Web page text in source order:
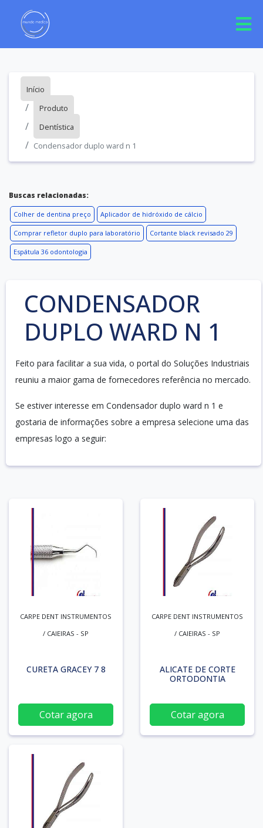
Início
Produto
Dentística
Condensador duplo ward n 1
Buscas relacionadas:
Colher de dentina preço Aplicador de hidróxido de cálcio
Comprar refletor duplo para laboratório Cortante black revisado 29
Espátula 36 odontologia
CONDENSADOR
DUPLO WARD N 1
Feito para facilitar a sua vida, o portal do Soluções Industriais
reuniu a maior gama de fornecedores referência no mercado.
Se estiver interesse em Condensador duplo ward n 1 e
gostaria de informações sobre a empresa selecione uma das
empresas logo a seguir:
CARPE DENT INSTRUMENTOS
/ CAIEIRAS - SP
CURETA GRACEY 7 8
Cotar agora
CARPE DENT INSTRUMENTOS
/ CAIEIRAS - SP
ALICATE DE CORTE
ORTODONTIA
Cotar agora